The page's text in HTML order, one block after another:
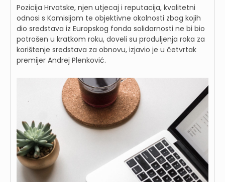
Pozicija Hrvatske, njen utjecaj i reputacija, kvalitetni
odnosi s Komisijom te objektivne okolnosti zbog kojih
dio sredstava iz Europskog fonda solidarnosti ne bi bio
potrošen u kratkom roku, doveli su produljenja roka za
korištenje sredstava za obnovu, izjavio je u četvrtak
premijer Andrej Plenković.